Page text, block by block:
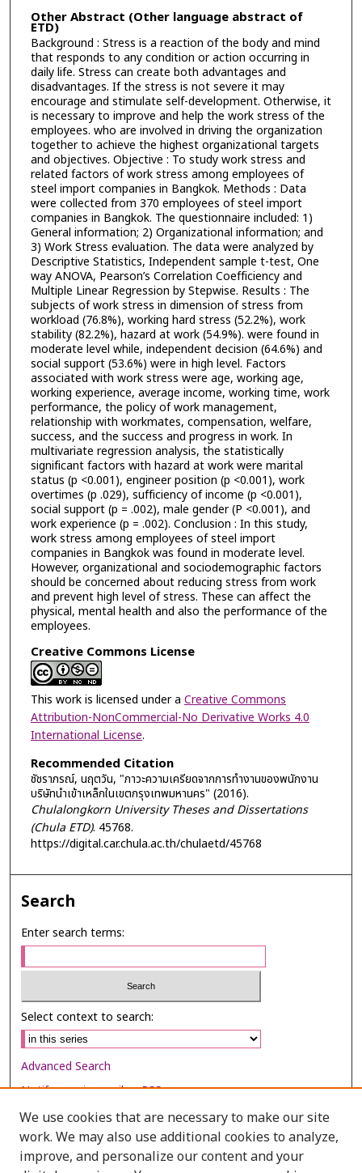
Other Abstract (Other language abstract of
ETD)
Background : Stress is a reaction of the body and mind
that responds to any condition or action occurring in
daily life. Stress can create both advantages and
disadvantages. If the stress is not severe it may
encourage and stimulate self-development. Otherwise, it
is necessary to improve and help the work stress of the
employees. who are involved in driving the organization
together to achieve the highest organizational targets
and objectives. Objective : To study work stress and
related factors of work stress among employees of
steel import companies in Bangkok. Methods : Data
were collected from 370 employees of steel import
companies in Bangkok. The questionnaire included: 1)
General information; 2) Organizational information; and
3) Work Stress evaluation. The data were analyzed by
Descriptive Statistics, Independent sample t-test, One
way ANOVA, Pearson’s Correlation Coefficiency and
Multiple Linear Regression by Stepwise. Results : The
subjects of work stress in dimension of stress from
workload (76.8%), working hard stress (52.2%), work
stability (82.2%), hazard at work (54.9%). were found in
moderate level while, independent decision (64.6%) and
social support (53.6%) were in high level. Factors
associated with work stress were age, working age,
working experience, average income, working time, work
performance, the policy of work management,
relationship with workmates, compensation, welfare,
success, and the success and progress in work. In
multivariate regression analysis, the statistically
significant factors with hazard at work were marital
status (p <0.001), engineer position (p <0.001), work
overtimes (p .029), sufficiency of income (p <0.001),
social support (p = .002), male gender (P <0.001), and
work experience (p = .002). Conclusion : In this study,
work stress among employees of steel import
companies in Bangkok was found in moderate level.
However, organizational and sociodemographic factors
should be concerned about reducing stress from work
and prevent high level of stress. These can affect the
physical, mental health and also the performance of the
employees.
Creative Commons License
This work is licensed under a Creative Commons
Attribution-NonCommercial-No Derivative Works 4.0
International License.
Recommended Citation
ชัชราภรณ์, นฤตวัน, "ภาวะความเครียดจากการทำงานของพนักงาน
บริษัทนำเข้าเหล็กในเขตกรุงเทพมหานคร" (2016).
Chulalongkorn University Theses and Dissertations
(Chula ETD). 45768.
https://digital.car.chula.ac.th/chulaetd/45768
Search
Enter search terms:
Select context to search:
Advanced Search
Notify me via email orRSS
Browse
Collections
We use cookies that are necessary to make our site
work. We may also use additional cookies to analyze,
improve, and personalize our content and your